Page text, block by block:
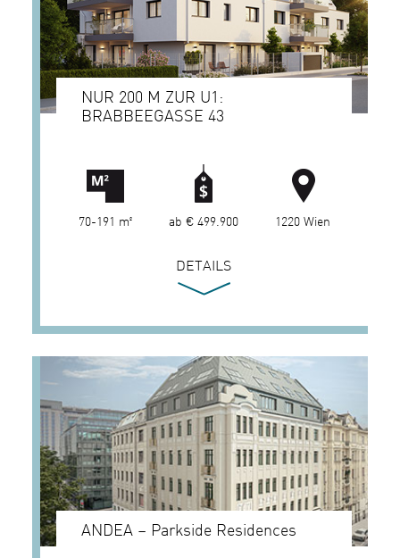
NUR 200 M ZUR U1:
BRABBEEGASSE 43
70-191 m² ab € 499.900 1220 Wien
DETAILS
ANDEA – Parkside Residences